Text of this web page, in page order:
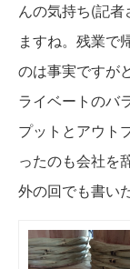
んの気持ち(記
ますね。残業で
のは事実ですが
ライベートのバ
プットとアウト
ったのも会社を
外の回でも書い